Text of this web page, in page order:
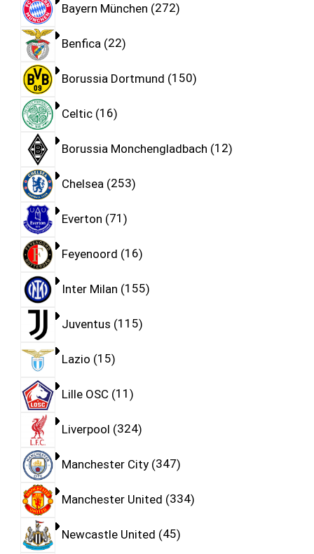
Bayern München 272
Benfica 22
Borussia Dortmund 150
Celtic 16
Borussia Monchengladbach 12
Chelsea 253
Everton 71
Feyenoord 16
Inter Milan 155
Juventus 115
Lazio 15
Lille OSC 11
Liverpool 324
Manchester City 347
Manchester United 334
Newcastle United 45